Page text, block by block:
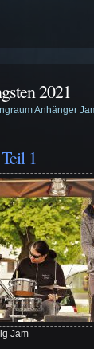
2021
Anhänger
1
Jam